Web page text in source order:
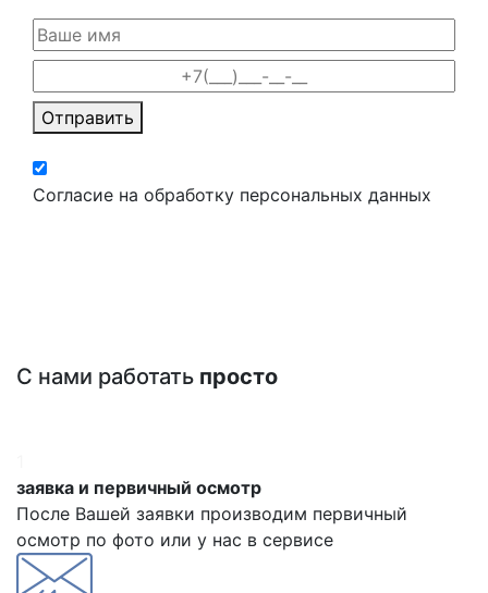
Отправить
Согласие на обработку персональных данных
С нами работать просто
заявка и первичный осмотр
После Вашей заявки производим первичный
осмотр по фото или у нас в сервисе